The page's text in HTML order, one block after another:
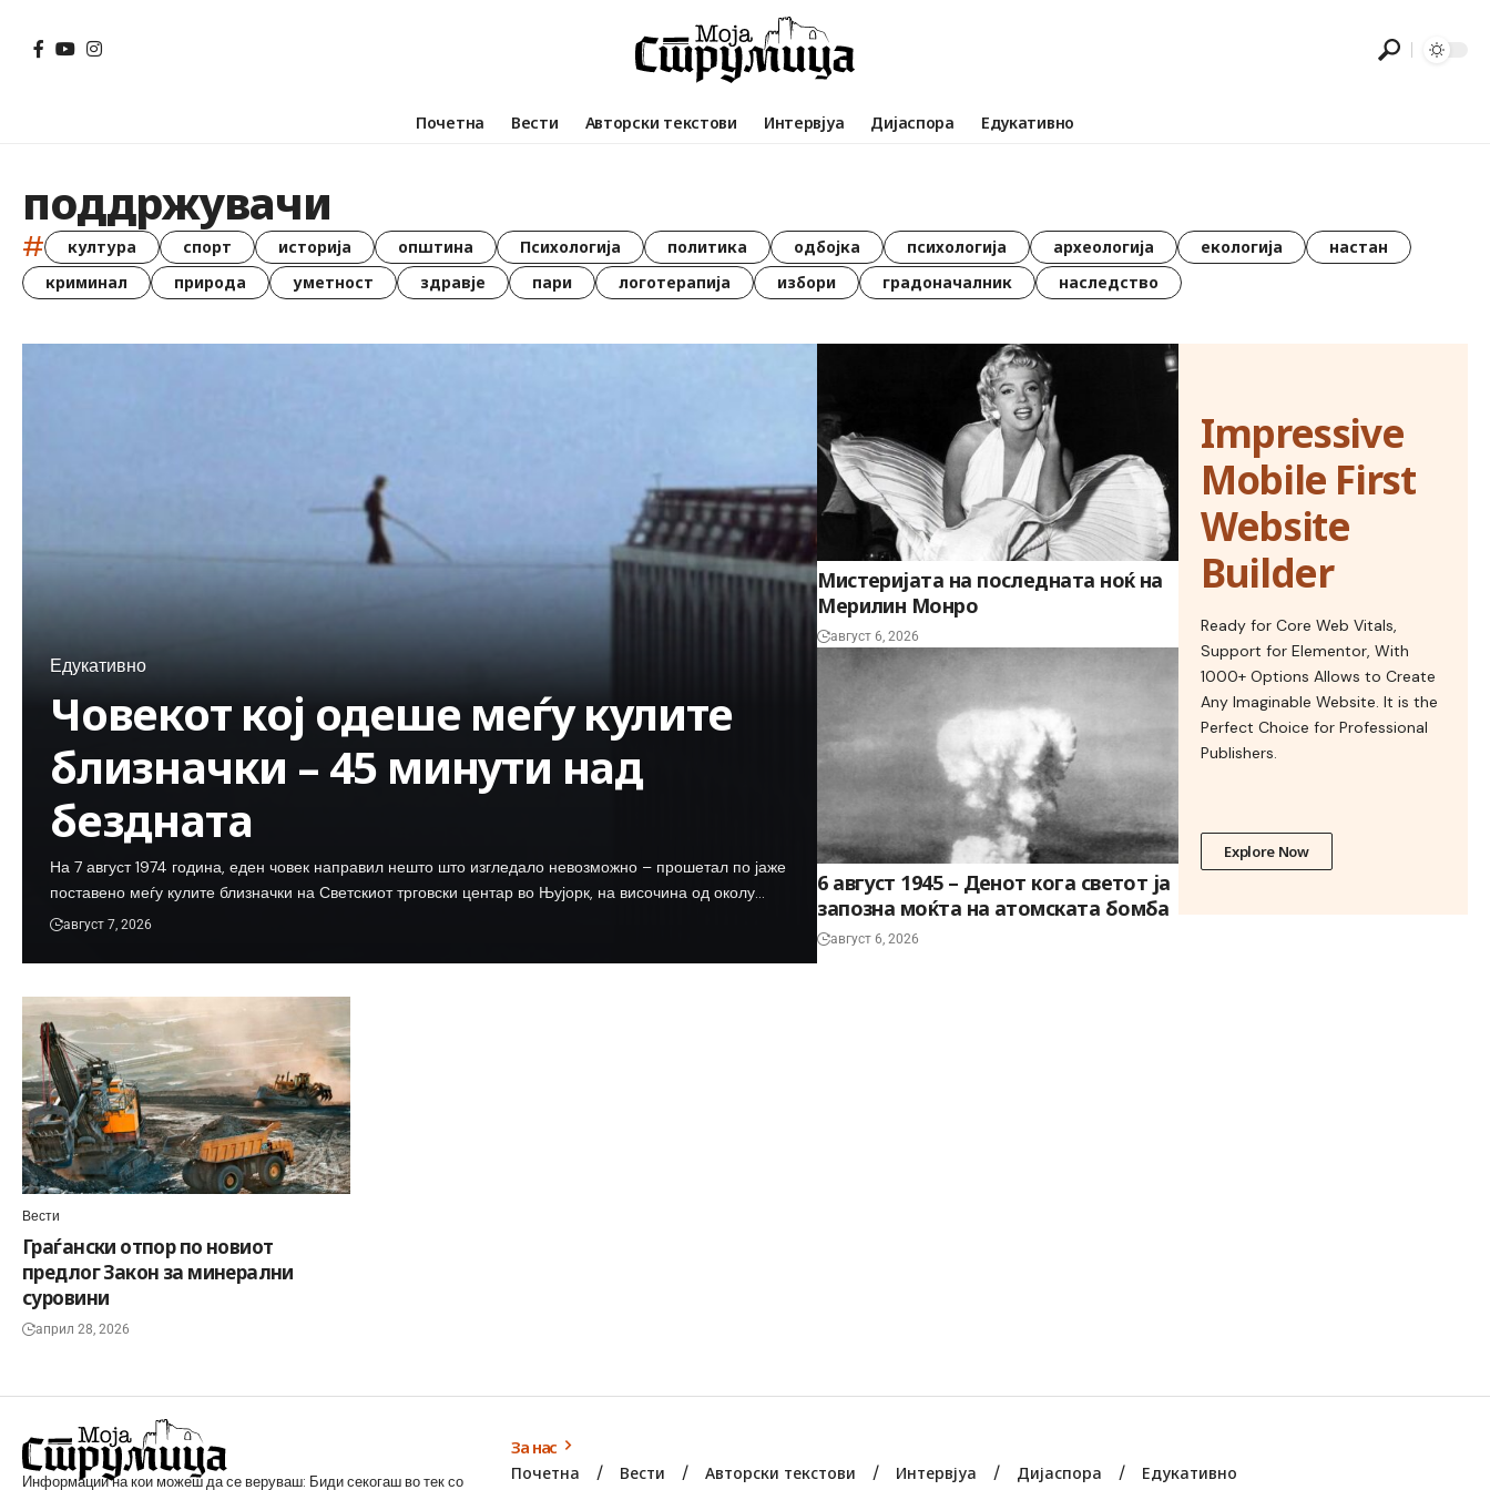
Почетна Вести Авторски текстови Интервјуа Дијаспора Едукативно
поддржувачи
# култура спорт историја општина Психологија политика одбојка психологија археологија екологија
настан
криминал
природа уметност здравје пари логотерапија избори градоначалник наследство
Едукативно
Човекот кој одеше меѓу кулите
близначки – 45 минути над
бездната
На 7 август 1974 година, еден човек направил нешто што изгледало невозможно – прошетал по јаже
поставено меѓу кулите близначки на Светскиот трговски центар во Њујорк, на височина од околу…
август 7, 2026
Мистеријата на последната ноќ на
Мерилин Монро
август 6, 2026
6 август 1945 – Денот кога светот ја
запозна моќта на атомската бомба
август 6, 2026
Impressive
Mobile First
Website
Builder
Ready for Core Web Vitals,
Support for Elementor, With
1000+ Options Allows to Create
Any Imaginable Website. It is the
Perfect Choice for Professional
Publishers.
Explore Now
Вести
Граѓански отпор по новиот
предлог Закон за минерални
суровини
април 28, 2026
Информации на кои можеш да се веруваш: Биди секогаш во тек со
За нас
Почетна Вести Авторски текстови Интервјуа Дијаспора Едукативно